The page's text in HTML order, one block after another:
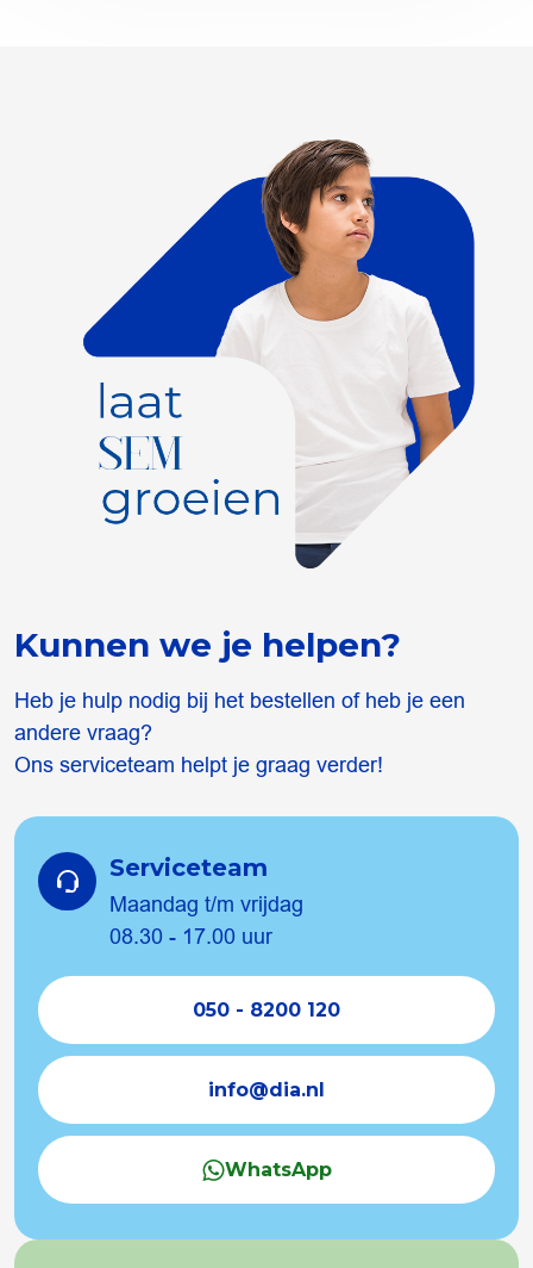
Kunnen we je helpen?
Heb je hulp nodig bij het bestellen of heb je een
andere vraag?
Ons serviceteam helpt je graag verder!
Serviceteam
Maandag t/m vrijdag
08.30 - 17.00 uur
050 - 8200 120
info@dia.nl
WhatsApp